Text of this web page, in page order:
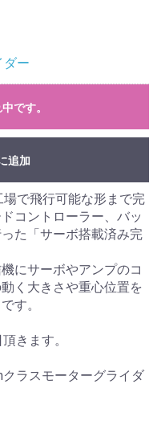
ダー
です。
追加
で飛行可能な形まで完
コントローラー、バッ
た「サーボ搭載済み完
にサーボやアンプのコ
く大きさや重心位置を
す。
きます。
ラスモーターグライダ